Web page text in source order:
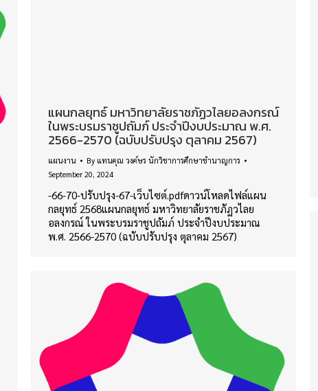
แผนกลยุทธ์ มหาวิทยาลัยราชภัฏวไลยอลงกรณ์
ในพระบรมราชูปถัมภ์ ประจำปีงบประมาณ พ.ศ.
2566-2570 (ฉบับปรับปรุง ตุลาคม 2567)
แผนงาน By แทนคุณ วงค์ษร นักวิชาการศึกษาชำนาญการ
September 20, 2024
-66-70-ปรับปรุง-67-เว็บไซต์.pdfดาวน์โหลดไฟล์แผน
กลยุทธ์ 2568แผนกลยุทธ์ มหาวิทยาลัยราชภัฏวไลย
อลงกรณ์ ในพระบรมราชูปถัมภ์ ประจำปีงบประมาณ
พ.ศ. 2566-2570 (ฉบับปรับปรุง ตุลาคม 2567)